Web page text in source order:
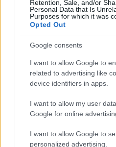
Retention, Sale, and/or
Personal Data that Is
Purposes for which it was
Opted Out
Google consents
I want to allow Google to
related to advertising like
device identifiers in apps.
I want to allow my user
Google for online
I want to allow Google to
personalized advertising.